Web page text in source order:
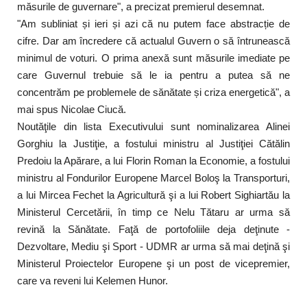
măsurile de guvernare", a precizat premierul desemnat.
"Am subliniat și ieri și azi că nu putem face abstracție de
cifre. Dar am încredere că actualul Guvern o să întrunească
minimul de voturi. O prima anexă sunt măsurile imediate pe
care Guvernul trebuie să le ia pentru a putea să ne
concentrăm pe problemele de sănătate și criza energetică", a
mai spus Nicolae Ciucă.
Noutăţile din lista Executivului sunt nominalizarea Alinei
Gorghiu la Justiţie, a fostului ministru al Justiţiei Cătălin
Predoiu la Apărare, a lui Florin Roman la Economie, a fostului
ministru al Fondurilor Europene Marcel Boloş la Transporturi,
a lui Mircea Fechet la Agricultură şi a lui Robert Sighiartău la
Ministerul Cercetării, în timp ce Nelu Tătaru ar urma să
revină la Sănătate. Faţă de portofoliile deja deţinute -
Dezvoltare, Mediu şi Sport - UDMR ar urma să mai deţină şi
Ministerul Proiectelor Europene şi un post de vicepremier,
care va reveni lui Kelemen Hunor.